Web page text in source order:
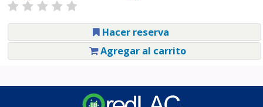
Hacer reserva
Agregar al carrito